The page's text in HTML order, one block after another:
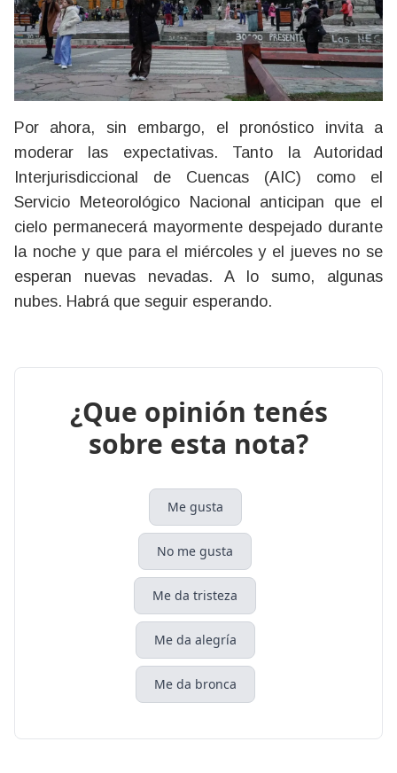
Por ahora, sin embargo, el pronóstico invita a
moderar las expectativas. Tanto la Autoridad
Interjurisdiccional de Cuencas (AIC) como el
Servicio Meteorológico Nacional anticipan que el
cielo permanecerá mayormente despejado durante
la noche y que para el miércoles y el jueves no se
esperan nuevas nevadas. A lo sumo, algunas
nubes. Habrá que seguir esperando.
¿Que opinión tenés
sobre esta nota?
Me gusta
No me gusta
Me da tristeza
Me da alegría
Me da bronca